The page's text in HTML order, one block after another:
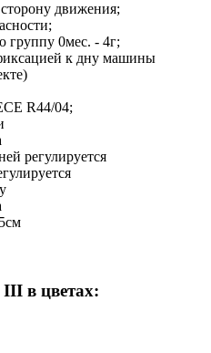
движения;
группу 0мес. - 4г;
к дну машины
R44/04;
регулируется
в цветах: